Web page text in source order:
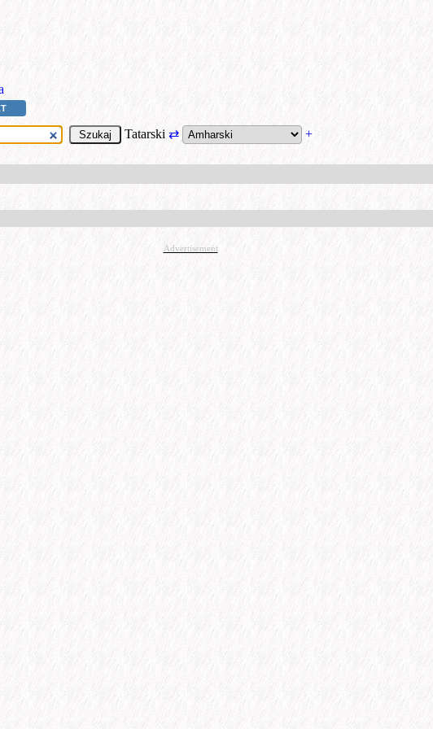
Tatarski ⇄ +
Advertisement